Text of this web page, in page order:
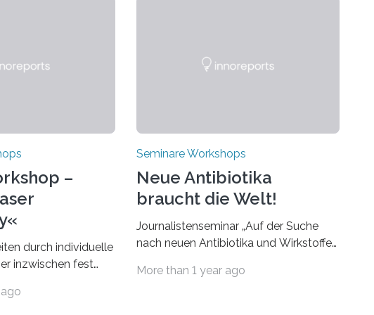
–
durch individuelle
inzwischen fest
Expertinnen und
Seminare Workshops
Neue Antibiotika
braucht die Welt!
Journalistenseminar „Auf der Suche
nach neuen Antibiotika und Wirkstoffen
DSMZ in Braunschweig am 14.
More than 1 year ago